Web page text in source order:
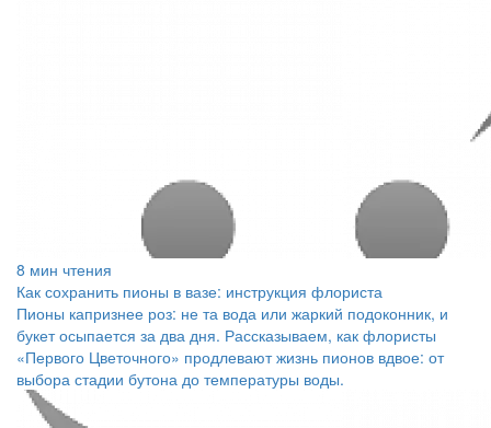
8 мин чтения
Как сохранить пионы в вазе: инструкция флориста
Пионы капризнее роз: не та вода или жаркий подоконник, и
букет осыпается за два дня. Рассказываем, как флористы
«Первого Цветочного» продлевают жизнь пионов вдвое: от
выбора стадии бутона до температуры воды.